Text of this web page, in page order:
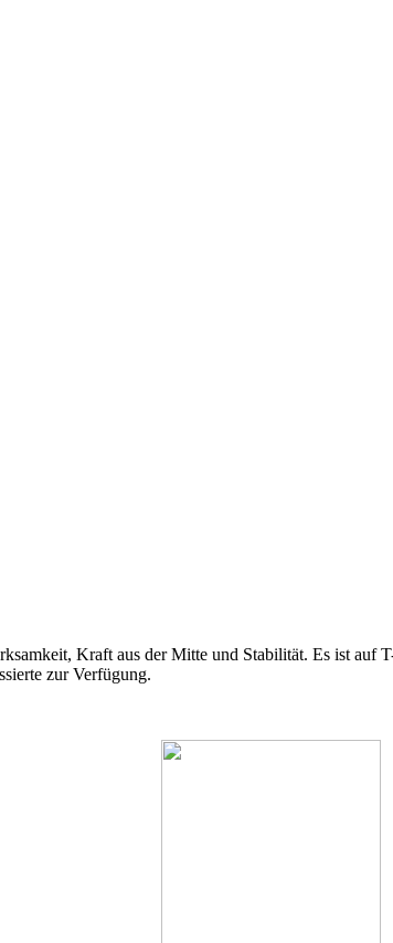
Kraft aus der Mitte und Stabilität. Es ist auf
zur Verfügung.